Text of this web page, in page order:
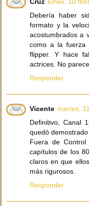
Cruz
lunes, 10
Debería haber
formato y la
acostumbrados a
como a la fuerza
flipper. Y hace
actrices. No
Responder
Vicente martes,
Definitivo, Canal
quedó
Fuera de
capítulos de los
claros en que
más rigurosos.
Responder